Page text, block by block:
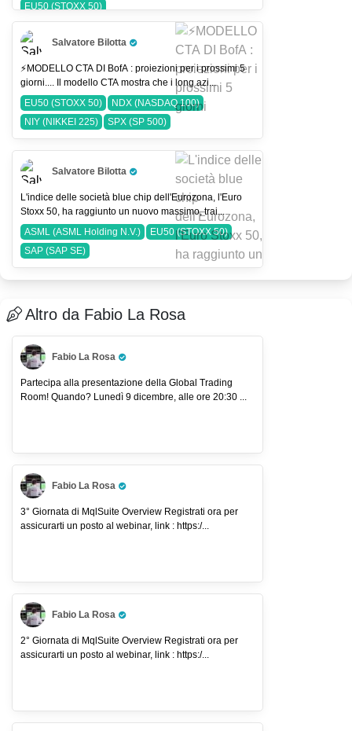
EU50 (STOXX 50)
Salvatore Bilotta
Pro Trader
⚡️MODELLO CTA DI BofA : proiezioni per i prossimi 5
giorni.... Il modello CTA mostra che i long azi...
EU50 (STOXX 50)
NDX (NASDAQ 100)
NIY (NIKKEI 225)
SPX (SP 500)
Salvatore Bilotta
Pro Trader
L'indice delle società blue chip dell'Eurozona, l'Euro
Stoxx 50, ha raggiunto un nuovo massimo, trai...
ASML (ASML Holding N.V.)
EU50 (STOXX 50)
SAP (SAP SE)
Altro da Fabio La Rosa
Fabio La Rosa
Pro Trader
Partecipa alla presentazione della Global Trading
Room! Quando? Lunedì 9 dicembre, alle ore 20:30 ...
Fabio La Rosa
Pro Trader
3° Giornata di MqlSuite Overview Registrati ora per
assicurarti un posto al webinar, link : https:/...
Fabio La Rosa
Pro Trader
2° Giornata di MqlSuite Overview Registrati ora per
assicurarti un posto al webinar, link : https:/...